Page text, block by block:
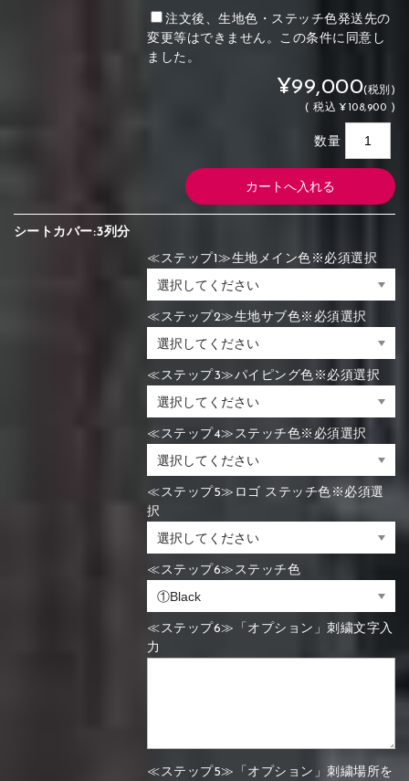
注文後、生地色・ステッチ色発送先の
変更等はできません。この条件に同意し
ました。
¥99,000(税別)
(税込 ¥108,900 )
数量
シートカバー:3列分
≪ステップ1≫生地メイン色※必須選択
≪ステップ2≫生地サブ色※必須選択
≪ステップ3≫パイピング色※必須選択
≪ステップ4≫ステッチ色※必須選択
≪ステップ5≫ロゴ ステッチ色※必須選
択
≪ステップ6≫ステッチ色
≪ステップ6≫「オプション」刺繍文字入
力
≪ステップ5≫「オプション」刺繍場所を